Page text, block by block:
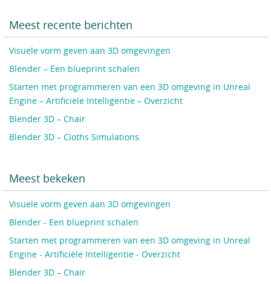
Meest recente berichten
Visuele vorm geven aan 3D omgevingen
Blender – Een blueprint schalen
Starten met programmeren van een 3D omgeving in Unreal
Engine – Artificiële Intelligentie – Overzicht
Blender 3D – Chair
Blender 3D – Cloths Simulations
Meest bekeken
Visuele vorm geven aan 3D omgevingen
Blender - Een blueprint schalen
Starten met programmeren van een 3D omgeving in Unreal
Engine - Artificiële Intelligentie - Overzicht
Blender 3D – Chair